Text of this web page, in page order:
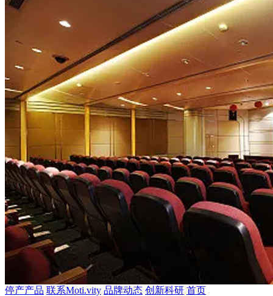
停产产品 联系Moti.vity 品牌动态 创新科研 首页